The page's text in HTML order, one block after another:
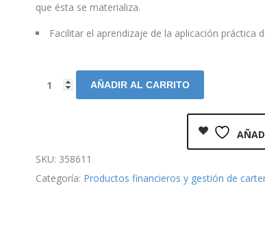
que ésta se materializa.
Facilitar el aprendizaje de la aplicación práctica
AÑADIR AL CARRITO
SKU: 358611
Categoría: Productos financieros y gestión de